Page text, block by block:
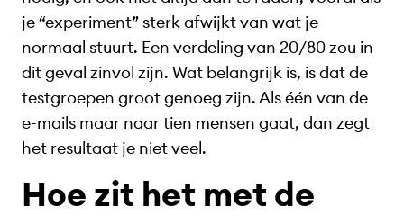
je “experiment” sterk afwijkt van wat je
normaal stuurt. Een verdeling van 20/80 zou in
dit geval zinvol zijn. Wat belangrijk is, is dat de
testgroepen groot genoeg zijn. Als één van de
e-mails maar naar tien mensen gaat, dan zegt
het resultaat je niet veel.
Hoe zit het met de